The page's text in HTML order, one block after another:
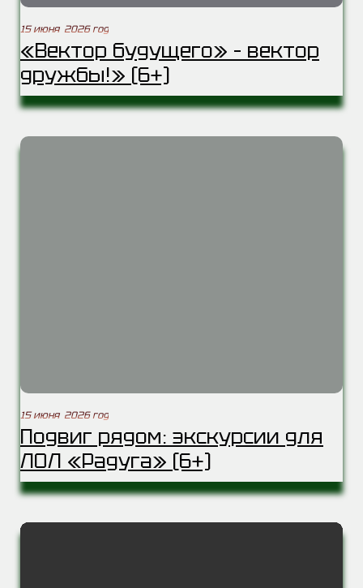
15 июня 2026 год
«Вектор будущего» – вектор
дружбы!» (6+)
15 июня 2026 год
Подвиг рядом: экскурсии для
ЛОЛ «Радуга» (6+)